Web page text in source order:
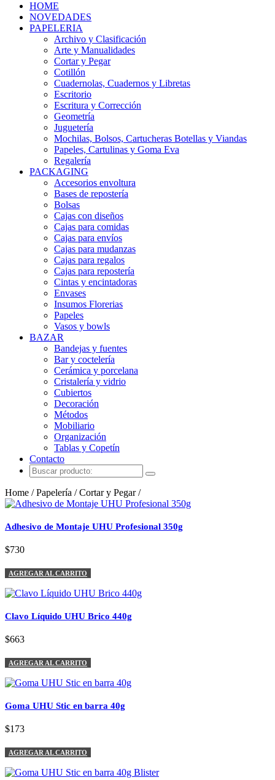
HOME
NOVEDADES
PAPELERIA
Archivo y Clasificación
Arte y Manualidades
Cortar y Pegar
Cotillón
Cuadernolas, Cuadernos y Libretas
Escritorio
Escritura y Corrección
Geometría
Juguetería
Mochilas, Bolsos, Cartucheras Botellas y Viandas
Papeles, Cartulinas y Goma Eva
Regalería
PACKAGING
Accesorios envoltura
Bases de repostería
Bolsas
Cajas con diseños
Cajas para comidas
Cajas para envíos
Cajas para mudanzas
Cajas para regalos
Cajas para repostería
Cintas y encintadoras
Envases
Insumos Florerias
Papeles
Vasos y bowls
BAZAR
Bandejas y fuentes
Bar y coctelería
Cerámica y porcelana
Cristalería y vidrio
Cubiertos
Decoración
Métodos
Mobiliario
Organización
Tablas y Copetín
Contacto
Home / Papelería / Cortar y Pegar /
Adhesivo de Montaje UHU Profesional 350g
$730
AGREGAR AL CARRITO
Clavo Líquido UHU Brico 440g
$663
AGREGAR AL CARRITO
Goma UHU Stic en barra 40g
$173
AGREGAR AL CARRITO